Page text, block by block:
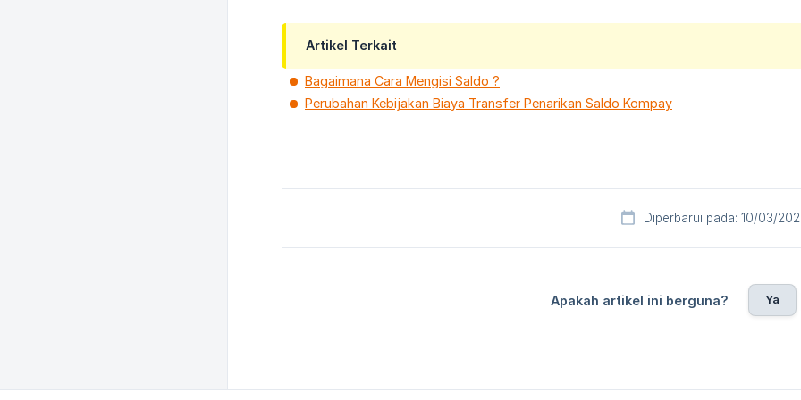
Artikel Terkait
Bagaimana Cara Mengisi Saldo ?
Perubahan Kebijakan Biaya Transfer Penarikan Saldo Kompay
Diperbarui pada: 10/03/
Apakah artikel ini berguna? Ya